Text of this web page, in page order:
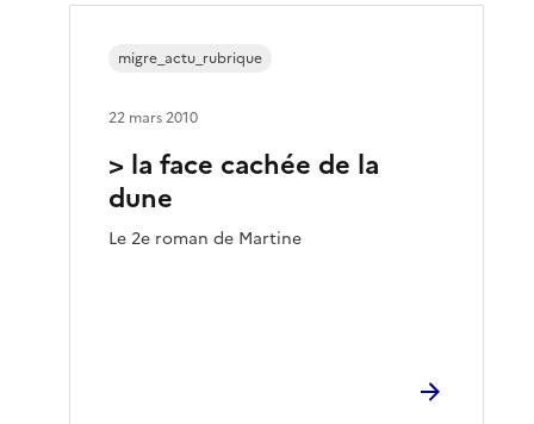
> la face cachée de la
dune
Le 2e roman de Martine
migre_actu_rubrique
22 mars 2010